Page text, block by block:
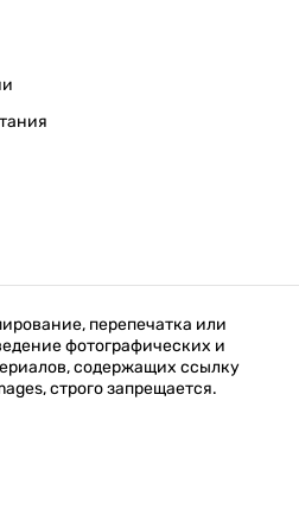
перепечатка или
фотографических и
содержащих ссылку
строго запрещается.